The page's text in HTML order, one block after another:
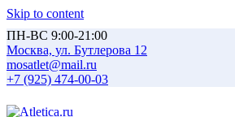
Skip to content
ПН-ВС 9:00-21:00
Москва, ул. Бутлерова 12
mosatlet@mail.ru
+7 (925) 474-00-03